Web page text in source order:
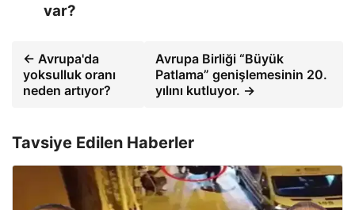
var?
← Avrupa'da
yoksulluk oranı
neden artıyor?
Avrupa Birliği “Büyük
Patlama” genişlemesinin 20.
yılını kutluyor. →
Tavsiye Edilen Haberler